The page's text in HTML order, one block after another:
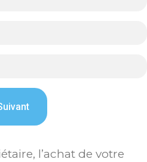
l’achat de votre